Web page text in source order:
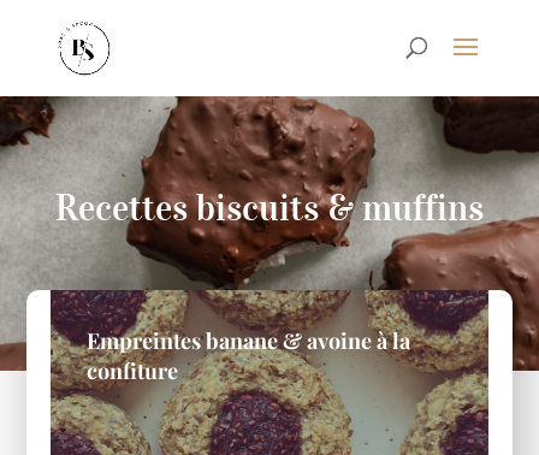
Recettes biscuits & muffins
Empreintes banane & avoine à la
confiture